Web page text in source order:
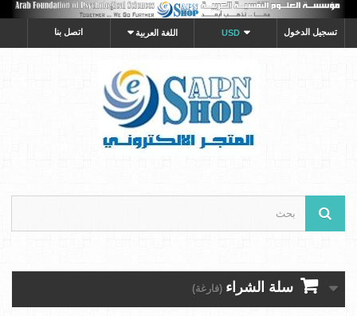
تسجيل الدخول USD اللغة العربية اتصل بنا
سلة الشراء (فارغة)